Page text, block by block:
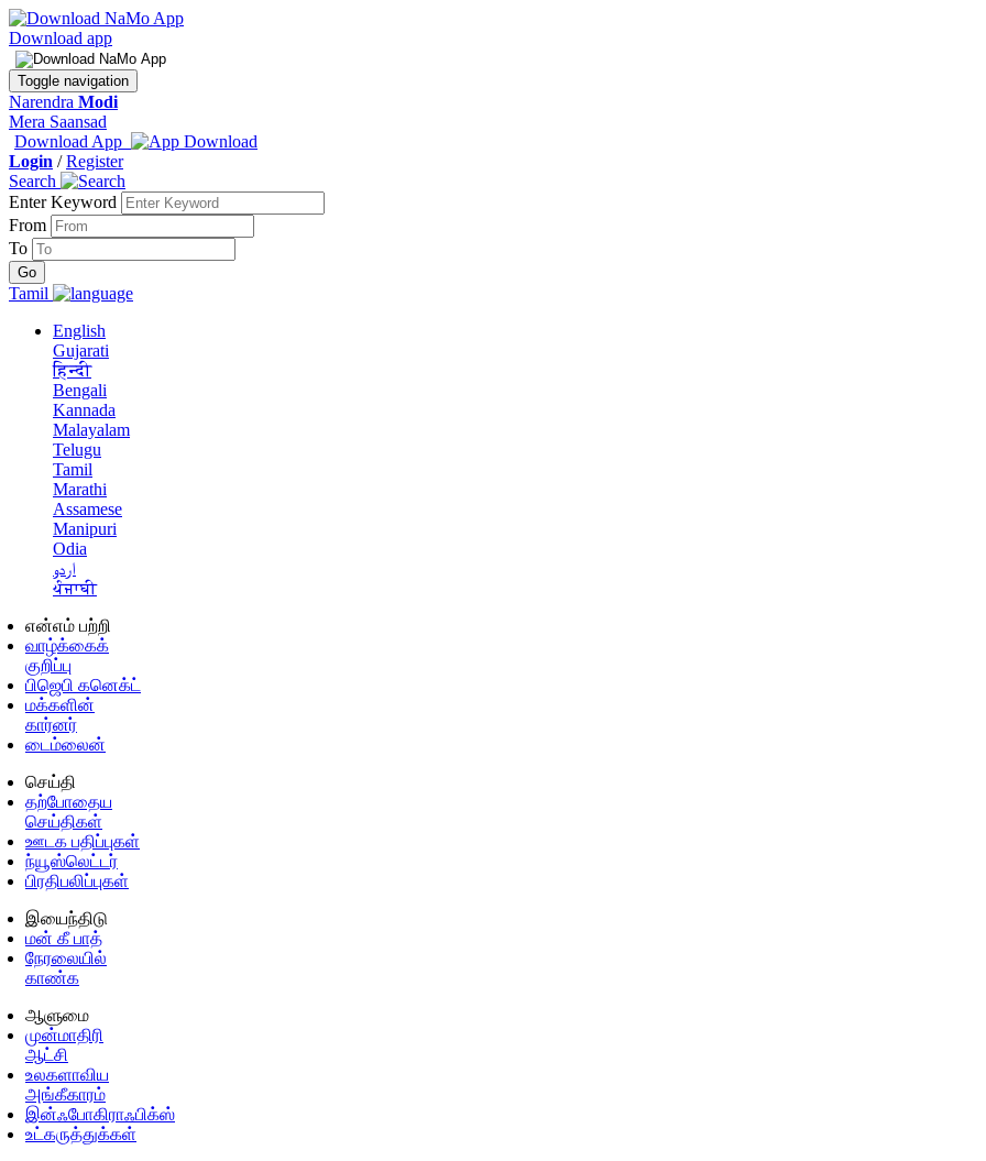
Download app
Toggle navigation
Narendra Modi
Mera Saansad
Download App
Login /Register
Search
Enter Keyword
From
To
Tamil
English
Gujarati
हिन्दी
Bengali
Kannada
Malayalam
Telugu
Tamil
Marathi
Assamese
Manipuri
Odia
اردو
ਪੰਜਾਬੀ
என்எம் பற்றி
வாழ்க்கைக்
குறிப்பு
பிஜெபி கனெக்ட்
மக்களின்
கார்னர்
டைம்லைன்
செய்தி
தற்போதைய
செய்திகள்
ஊடக பதிப்புகள்
ந்யூஸ்லெட்டர்
பிரதிபலிப்புகள்
இயைந்திடு
மன் கீ பாத்
நேரலையில்
காண்க
ஆளுமை
முன்மாதிரி
ஆட்சி
உலகளாவிய
அங்கீகாரம்
இன்ஃபோகிராஃபிக்ஸ்
உட்கருத்துக்கள்